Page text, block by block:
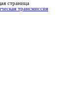
страница
трансмиссия